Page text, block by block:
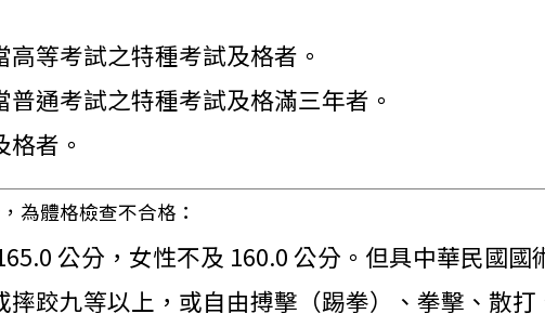
等考試之特種考試及格者。
通考試之特種考試及格滿三年者。
者。
為體格檢查不合格：
公分，女性不及 160.0 公分。但具中華民國
摔跤九等以上，或自由搏擊（踢拳）、拳擊、散